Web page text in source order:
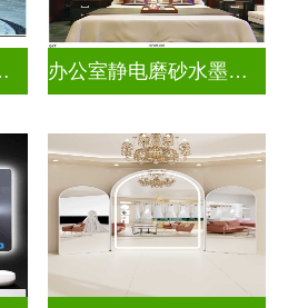
墨画玻璃 办公室静电磨砂水墨山水画玻璃